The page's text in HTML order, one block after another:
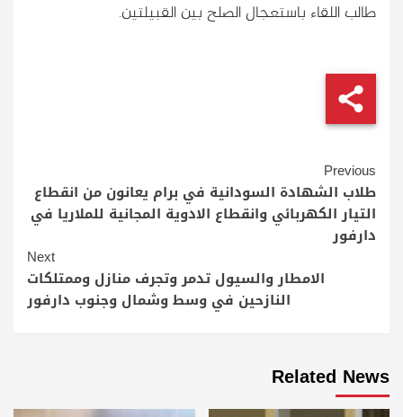
طالب اللقاء باستعجال الصلح بين القبيلتين.
Continue
Reading
Previous
طلاب الشهادة السودانية في برام يعانون من انقطاع
التيار الكهربائي وانقطاع الادوية المجانية للملاريا في
دارفور
Next
الامطار والسيول تدمر وتجرف منازل وممتلكات
النازحين في وسط وشمال وجنوب دارفور
Related News